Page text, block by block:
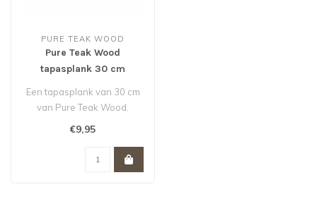
PURE TEAK WOOD
Pure Teak Wood
tapasplank 30 cm
Een tapasplank van 30 cm
van Pure Teak Wood.
€9,95